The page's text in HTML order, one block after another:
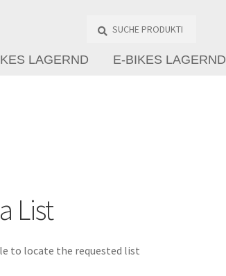
Produkte
LAGERND E-BIKES LAGERND
List
to locate the requested list